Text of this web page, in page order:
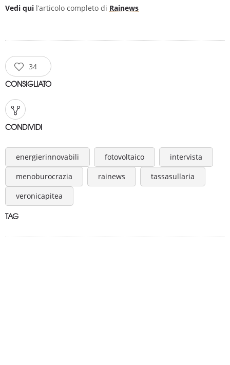
Vedi qui l’articolo completo di Rainews
34
CONSIGLIATO
CONDIVIDI
energierinnovabili fotovoltaico
intervista
menoburocrazia
rainews
tassasullaria
veronicapitea
TAG